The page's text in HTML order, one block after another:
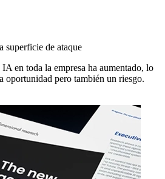
superficie de ataque
en toda la empresa ha aumentado, lo
oportunidad pero también un riesgo.